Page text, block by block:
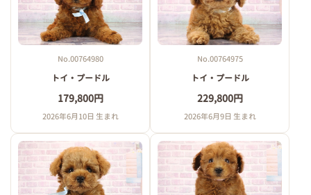
No.00764980
トイ・プードル
179,800円
2026年6月10日 生まれ
No.00764975
トイ・プードル
229,800円
2026年6月9日 生まれ